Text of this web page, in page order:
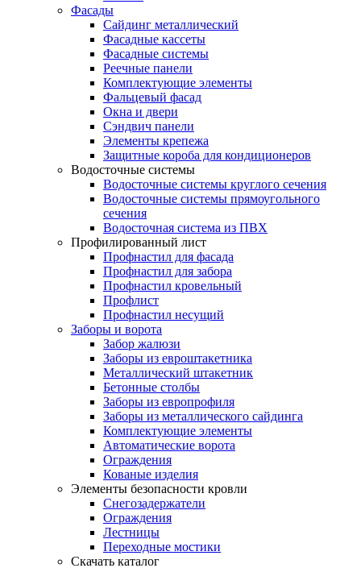
Фасады
Сайдинг металлический
Фасадные кассеты
Фасадные системы
Реечные панели
Комплектующие элементы
Фальцевый фасад
Окна и двери
Сэндвич панели
Элементы крепежа
Защитные короба для кондиционеров
Водосточные системы
Водосточные системы круглого сечения
Водосточные системы прямоугольного
сечения
Водосточная система из ПВХ
Профилированный лист
Профнастил для фасада
Профнастил для забора
Профнастил кровельный
Профлист
Профнастил несущий
Заборы и ворота
Забор жалюзи
Заборы из евроштакетника
Металлический штакетник
Бетонные столбы
Заборы из европрофиля
Заборы из металлического сайдинга
Комплектующие элементы
Автоматические ворота
Ограждения
Кованые изделия
Элементы безопасности кровли
Снегозадержатели
Ограждения
Лестницы
Переходные мостики
Скачать каталог